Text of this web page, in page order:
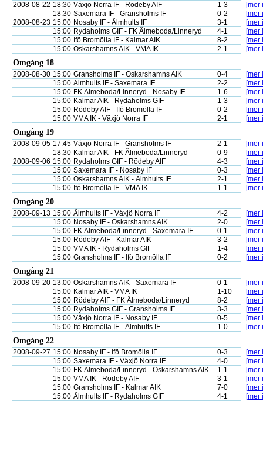
2008-08-22 18:30 Växjö Norra IF - Rödeby AIF 1-3
[mer
18:30 Saxemara IF - Gransholms IF 0-2
[mer
2008-08-23 15:00 Nosaby IF - Älmhults IF 3-1
[mer
15:00 Rydaholms GIF - FK Älmeboda/Linneryd 4-1
[mer
15:00 Ifö Bromölla IF - Kalmar AIK 8-2
[mer
15:00 Oskarshamns AIK - VMA IK 2-1 [mer
Omgång 18
2008-08-30 15:00 Gransholms IF - Oskarshamns AIK 0-4
[mer
15:00 Älmhults IF - Saxemara IF 2-2
[mer
15:00 FK Älmeboda/Linneryd - Nosaby IF 1-6
[mer
15:00 Kalmar AIK - Rydaholms GIF 1-3
[mer
15:00 Rödeby AIF - Ifö Bromölla IF 0-2
[mer
15:00 VMA IK - Växjö Norra IF 2-1 [mer
Omgång 19
2008-09-05 17:45 Växjö Norra IF - Gransholms IF 2-1
[mer
18:30 Kalmar AIK - FK Älmeboda/Linneryd 0-9
[mer
2008-09-06 15:00 Rydaholms GIF - Rödeby AIF 4-3
[mer
15:00 Saxemara IF - Nosaby IF 0-3
[mer
15:00 Oskarshamns AIK - Älmhults IF 2-1
[mer
15:00 Ifö Bromölla IF - VMA IK 1-1 [mer
Omgång 20
2008-09-13 15:00 Älmhults IF - Växjö Norra IF 4-2
[mer
15:00 Nosaby IF - Oskarshamns AIK 2-0
[mer
15:00 FK Älmeboda/Linneryd - Saxemara IF 0-1
[mer
15:00 Rödeby AIF - Kalmar AIK 3-2
[mer
15:00 VMA IK - Rydaholms GIF 1-4
[mer
15:00 Gransholms IF - Ifö Bromölla IF 0-2 [mer
Omgång 21
2008-09-20 13:00 Oskarshamns AIK - Saxemara IF 0-1
[mer
15:00 Kalmar AIK - VMA IK 1-10
[mer
15:00 Rödeby AIF - FK Älmeboda/Linneryd 8-2
[mer
15:00 Rydaholms GIF - Gransholms IF 3-3
[mer
15:00 Växjö Norra IF - Nosaby IF 0-5
[mer
15:00 Ifö Bromölla IF - Älmhults IF 1-0 [mer
Omgång 22
2008-09-27 15:00 Nosaby IF - Ifö Bromölla IF 0-3
[mer
15:00 Saxemara IF - Växjö Norra IF 4-0
[mer
15:00 FK Älmeboda/Linneryd - Oskarshamns AIK 1-1
[mer
15:00 VMA IK - Rödeby AIF 3-1
[mer
15:00 Gransholms IF - Kalmar AIK 7-0
[mer
15:00 Älmhults IF - Rydaholms GIF 4-1 [mer